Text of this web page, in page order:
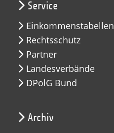
Service
Einkommenstabellen
Rechtsschutz
Partner
Landesverbände
DPolG Bund
Archiv